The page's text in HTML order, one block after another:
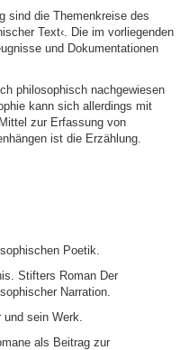
sind die Themenkreise des
Text‹. Die im vorliegenden
und Dokumentationen
philosophisch nachgewiesen
kann sich allerdings mit
zur Erfassung von
ist die Erzählung.
Poetik.
Stifters Roman Der
Narration.
sein Werk.
als Beitrag zur